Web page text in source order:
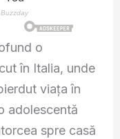
o
în Italia, unde
viața în
adolescentă
spre casă